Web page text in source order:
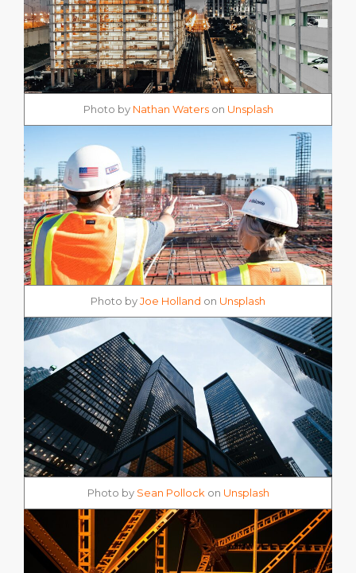
Photo by Nathan Waterson Unsplash
Photo byJoe Holland on Unsplash
Photo by Sean Pollock on Unsplash